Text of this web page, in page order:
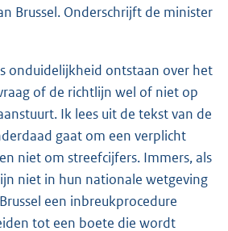
Brussel. Onderschrijft de minister
onduidelijkheid ontstaan over het
of de richtlijn wel of niet op
Ik lees uit de tekst van de
gaat om een verplicht
niet om streefcijfers. Immers, als
niet in hun nationale wetgeving
een inbreukprocedure
tot een boete die wordt